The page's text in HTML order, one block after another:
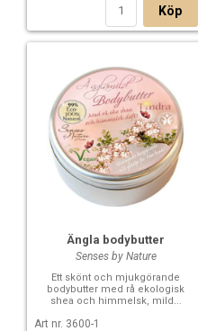
Köp
Ängla bodybutter
Senses by Nature
Ett skönt och mjukgörande
bodybutter med rå ekologisk
shea och himmelsk, mild...
Art nr. 3600-1